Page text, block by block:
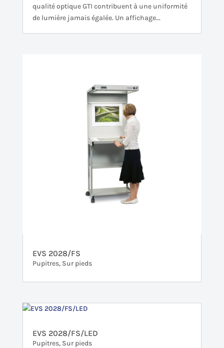
qualité optique GTI contribuent à une uniformité
de lumière jamais égalée. Un affichage...
EVS 2028/FS
Pupitres, Sur pieds
EVS 2028/FS/LED
Pupitres, Sur pieds